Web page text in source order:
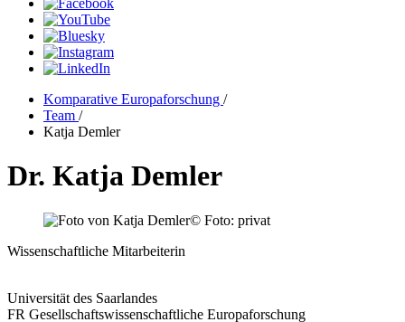
Komparative Europaforschung /
Team /
Katja Demler
Dr. Katja Demler
© Foto: privat
Wissenschaftliche Mitarbeiterin
Universität des Saarlandes
FR Gesellschaftswissenschaftliche Europaforschung